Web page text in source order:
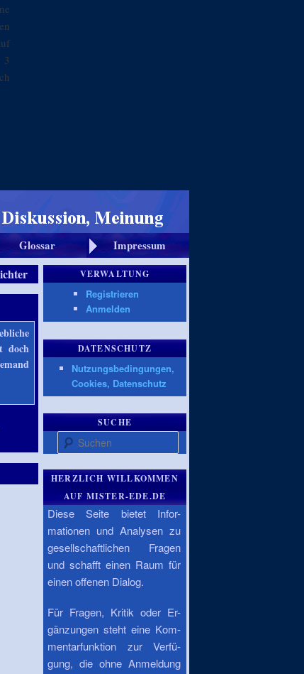
3
Glossar
Impressum
doch
VERWALTUNG
Registrieren
Anmelden
DATENSCHUTZ
Nutzungsbedingungen,
Cookies, Datenschutz
SUCHE
Suchen
HERZLICH WILLKOMMEN
AUF MISTER-EDE.DE
Diese Seite bietet Infor-
mationen und Analysen zu
gesellschaftlichen Fragen
und schafft einen Raum für
einen offenen Dialog.
Für Fragen, Kritik oder Er-
gänzungen steht eine Kom-
mentarfunktion zur Verfü-
gung, die ohne Anmeldung